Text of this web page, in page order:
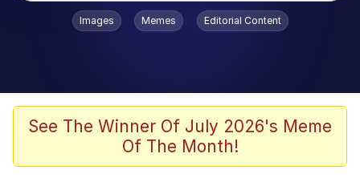
Popular searches
Caturday
Nice Argument. Unfortunately...
Images Memes Editorial Content
See The Winner Of July 2026's Meme
Of The Month!